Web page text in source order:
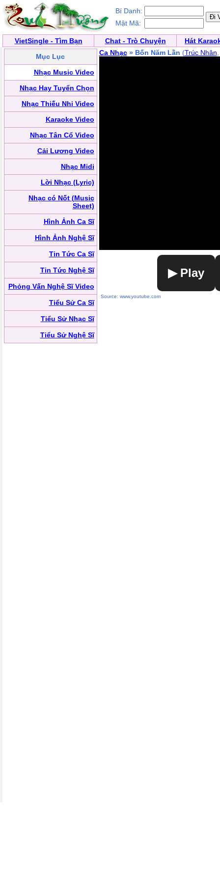
Bí Danh:
Mật Mã:
VietSingle - Tìm Bạn Chat - Trò Chuyện
Hát
Mục Lục
Nhạc Music Video
Nhạc Hay Tuyển Chọn
Nhạc Thiếu Nhi Video
Karaoke Video
Nhạc Tân Cổ Video
Cải Lương Video
Nhạc Midi
Lời Nhạc (Lyric)
Nhạc có Nốt (Music
Sheet)
Hình Ảnh Ca Sĩ
Hình Ảnh Nghệ Sĩ
Tin Tức Ca Sĩ
Tin Tức Nghệ Sĩ
Phỏng Vấn Nghệ Sĩ Video
Tiểu Sử Ca Sĩ
Tiểu Sử Nhạc Sĩ
Tiểu Sử Nghệ Sĩ
Ca Nhạc» Bốn Năm Lần (Trúc Nhân
▶ Play
Source: www.youtube.com